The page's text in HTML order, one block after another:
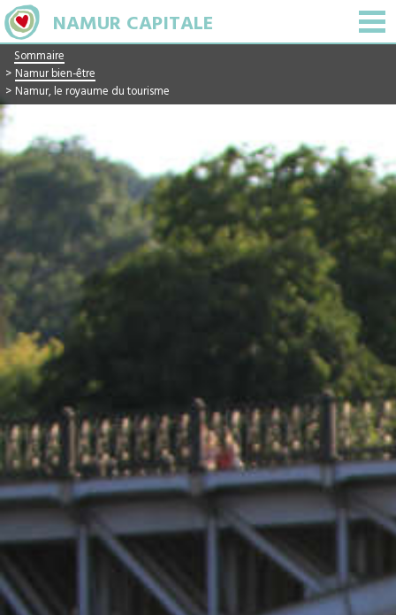
Aller
au
contenu
NAMUR CAPITALE =
Sommaire
Namur bien-être
Namur, le royaume du tourisme